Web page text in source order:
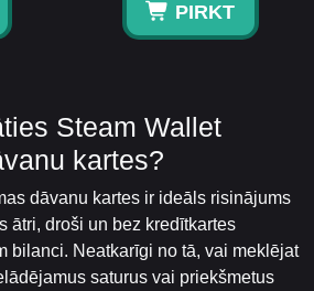
PIRKT
Steam Wallet
kartes?
dāvanu kartes ir ideāls risinājums
ātri, droši un bez kredītkartes
bilanci. Neatkarīgi no tā, vai meklējat
saturus vai priekšmetus